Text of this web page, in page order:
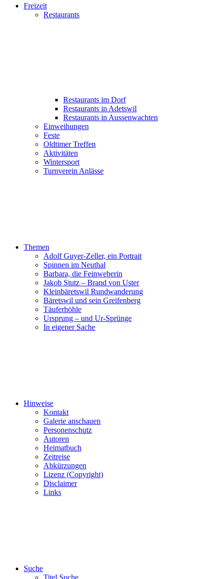
Freizeit
Restaurants
Restaurants im Dorf
Restaurants in Adetswil
Restaurants in Aussenwachten
Einweihungen
Feste
Oldtimer Treffen
Aktivitäten
Wintersport
Turnverein Anlässe
Themen
Adolf Guyer-Zeller, ein Portrait
Spinnen im Neuthal
Barbara, die Feinweberin
Jakob Stutz – Brand von Uster
Kleinbäretswil Rundwanderung
Bäretswil und sein Greifenberg
Täuferhöhle
Ursprung – und Ur-Sprünge
In eigener Sache
Hinweise
Kontakt
Galerie anschauen
Personenschutz
Autoren
Heimatbuch
Zeitreise
Abkürzungen
Lizenz (Copyright)
Disclaimer
Links
Suche
Titel Suche